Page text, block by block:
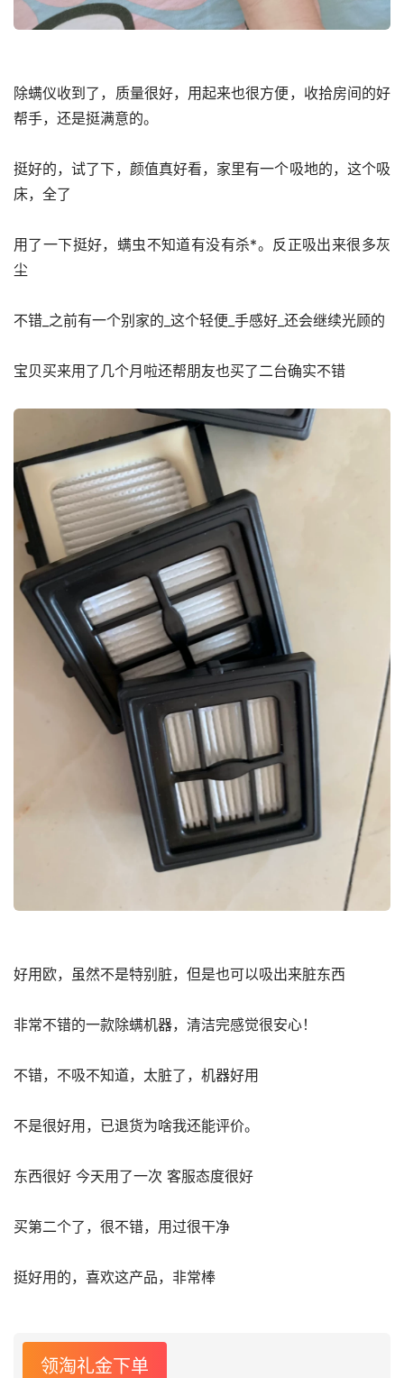
除螨仪收到了，质量很好，用起来也很方便，收拾房间的好
帮手，还是挺满意的。
挺好的，试了下，颜值真好看，家里有一个吸地的，这个吸
床，全了
用了一下挺好，螨虫不知道有没有杀*。反正吸出来很多灰
尘
不错_之前有一个别家的_这个轻便_手感好_还会继续光顾的
宝贝买来用了几个月啦还帮朋友也买了二台确实不错
好用欧，虽然不是特别脏，但是也可以吸出来脏东西
非常不错的一款除螨机器，清洁完感觉很安心！
不错，不吸不知道，太脏了，机器好用
不是很好用，已退货为啥我还能评价。
东西很好 今天用了一次 客服态度很好
买第二个了，很不错，用过很干净
挺好用的，喜欢这产品，非常棒
领淘礼金下单